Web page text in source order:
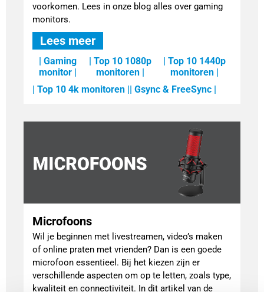
voorkomen. Lees in onze blog alles over gaming
monitors.
Lees meer
| Gaming
monitor |
| Top 10 1080p
monitoren |
| Top 10 1440p
monitoren |
| Top 10 4k monitoren || Gsync & FreeSync |
Microfoons
Wil je beginnen met livestreamen, video’s maken
of online praten met vrienden? Dan is een goede
microfoon essentieel. Bij het kiezen zijn er
verschillende aspecten om op te letten, zoals type,
kwaliteit en connectiviteit. In dit artikel van de